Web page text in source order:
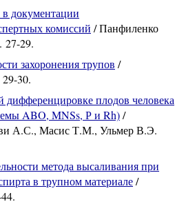
документации
комиссий / Панфиленко
29.
захоронения трупов /
30.
дифференцировке плодов человека
ABO, MNSs, Р и Rh)/
А.С., Масис Т.М., Ульмер В.Э.
метода высаливания при
в трупном материале/